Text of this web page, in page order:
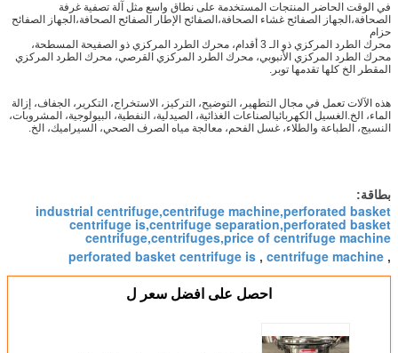
في الوقت الحاضر المنتجات المستخدمة على نطاق واسع مثل آلة تصفية غرفة
الصحافة،الجهاز الصفائح غشاء الصحافة،الصفائح الإطار الصفائح الصحافة،الجهاز الصفائح
حزام
محرك الطرد المركزي ذو الـ 3 أقدام، محرك الطرد المركزي ذو الصفيحة المسطحة،
محرك الطرد المركزي الأنبوبي، محرك الطرد المركزي القرصي، محرك الطرد المركزي
المقطر الخ كلها تقدمها توبر.
هذه الآلات تعمل في مجال التطهير، التوضيح، التركيز، الاستخراج، التكرير، الجفاف، إزالة
الماء، الخ.الغسيل الكهربائيالصناعات الغذائية، الصيدلية، النفطية، البيولوجية، المشروبات،
النسيج، الطباعة والطلاء، غسل الفحم، معالجة مياه الصرف الصحي، السيراميك، الخ.
بطاقة:
industrial centrifuge,centrifuge machine,perforated basket
centrifuge is,centrifuge separation,perforated basket
centrifuge,centrifuges,price of centrifuge machine
,
centrifuge machine
,
perforated basket centrifuge is
احصل على افضل سعر ل